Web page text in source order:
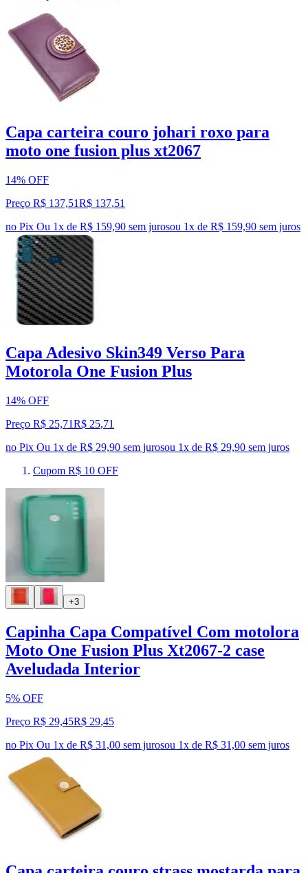
Capa carteira couro johari roxo para
moto one fusion plus xt2067
14% OFF
Preço R$ 137,51R$ 137,51
no Pix Ou 1x de R$ 159,90 sem jurosou 1x de R$ 159,90 sem juros
Capa Adesivo Skin349 Verso Para
Motorola One Fusion Plus
14% OFF
Preço R$ 25,71R$ 25,71
no Pix Ou 1x de R$ 29,90 sem jurosou 1x de R$ 29,90 sem juros
Cupom R$ 10 OFF
+3
Capinha Capa Compatível Com motolora
Moto One Fusion Plus Xt2067-2 case
Aveludada Interior
5% OFF
Preço R$ 29,45R$ 29,45
no Pix Ou 1x de R$ 31,00 sem jurosou 1x de R$ 31,00 sem juros